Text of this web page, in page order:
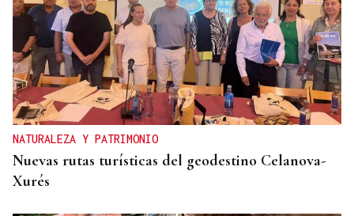
NATURALEZA Y PATRIMONIO
Nuevas rutas turísticas del geodestino Celanova-
Xurés